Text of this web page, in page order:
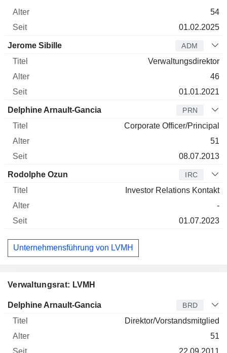
54
01.02.2025
Jerome Sibille ADM
Verwaltungsdirektor
46
01.01.2021
Delphine Arnault-Gancia PRN
Corporate Officer/Principal
51
08.07.2013
Rodolphe Ozun IRC
Investor Relations Kontakt
-
01.07.2023
Unternehmensführung von LVMH
Verwaltungsrat: LVMH
Verwaltungsratsmitglied Titel
Delphine Arnault-Gancia BRD
Direktor/Vorstandsmitglied
51
22.09.2011